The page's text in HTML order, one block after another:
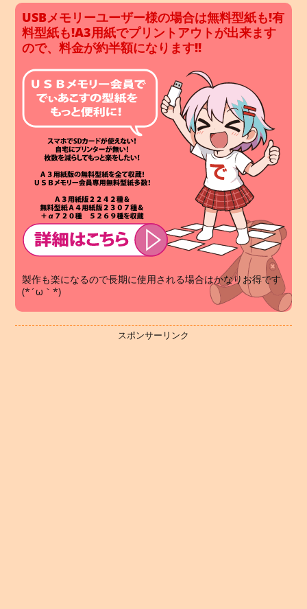
USBメモリーユーザー様の場合は無料型紙も!有
料型紙も!A3用紙でプリントアウトが出来ます
ので、料金が約半額になります!!
製作も楽になるので長期に使用される場合はかなりお得です
(*´ω｀*)
スポンサーリンク